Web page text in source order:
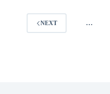
…
NEXT